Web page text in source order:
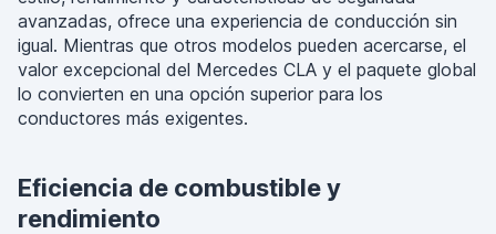
avanzadas, ofrece una experiencia de conducción sin
igual. Mientras que otros modelos pueden acercarse, el
valor excepcional del Mercedes CLA y el paquete global
lo convierten en una opción superior para los
conductores más exigentes.
Eficiencia de combustible y
rendimiento